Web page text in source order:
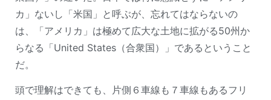
カ」ないし「米国」と呼ぶが、忘れてはならないの
は、「アメリカ」は極めて広大な土地に拡がる50州か
らなる「United States（合衆国）」であるということ
だ。
頭で理解はできても、片側６車線も７車線もあるフリ